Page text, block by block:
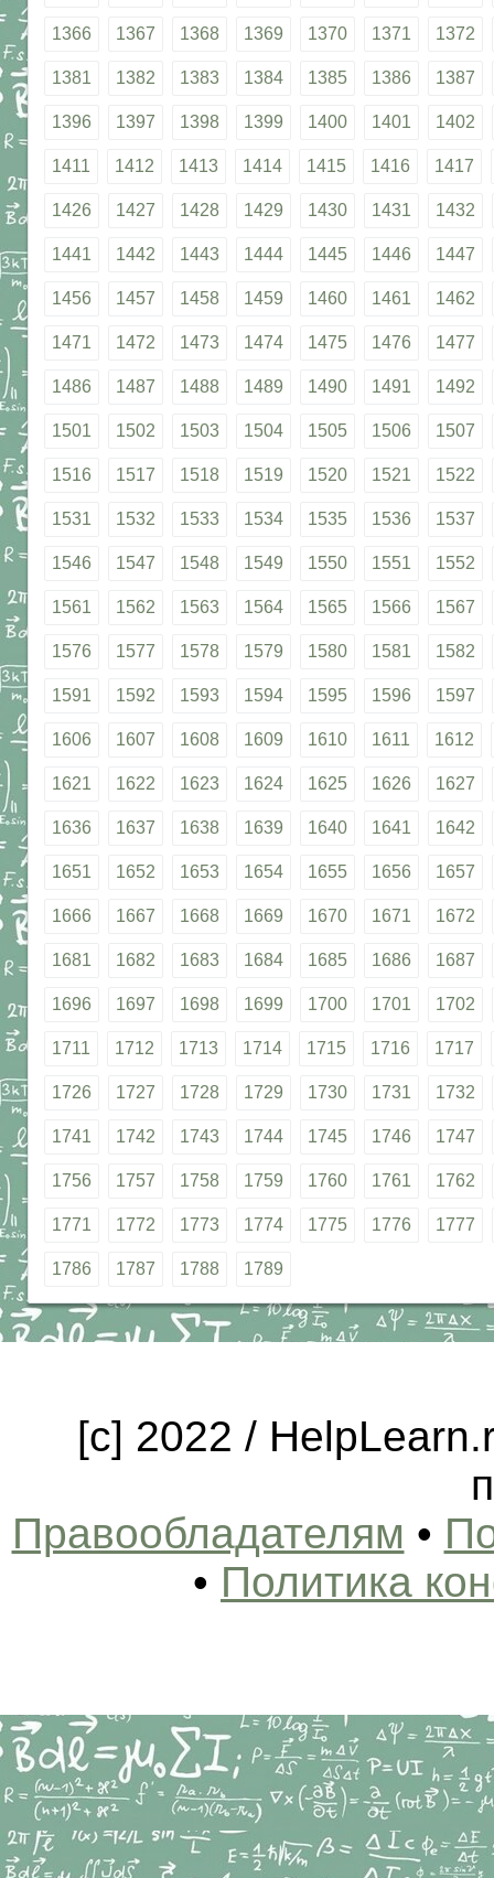
1366 1367 1368 1369 1370 1371 1372
1381 1382 1383 1384 1385 1386 1387
1396 1397 1398 1399 1400 1401 1402
1411 1412 1413 1414 1415 1416 1417
1426 1427 1428 1429 1430 1431 1432
1441 1442 1443 1444 1445 1446 1447
1456 1457 1458 1459 1460 1461 1462
1471 1472 1473 1474 1475 1476 1477
1486 1487 1488 1489 1490 1491 1492
1501 1502 1503 1504 1505 1506 1507
1516 1517 1518 1519 1520 1521 1522
1531 1532 1533 1534 1535 1536 1537
1546 1547 1548 1549 1550 1551 1552
1561 1562 1563 1564 1565 1566 1567
1576 1577 1578 1579 1580 1581 1582
1591 1592 1593 1594 1595 1596 1597
1606 1607 1608 1609 1610 1611 1612
1621 1622 1623 1624 1625 1626 1627
1636 1637 1638 1639 1640 1641 1642
1651 1652 1653 1654 1655 1656 1657
1666 1667 1668 1669 1670 1671 1672
1681 1682 1683 1684 1685 1686 1687
1696 1697 1698 1699 1700 1701 1702
1711 1712 1713 1714 1715 1716 1717
1726 1727 1728 1729 1730 1731 1732
1741 1742 1743 1744 1745 1746 1747
1756 1757 1758 1759 1760 1761 1762
1771 1772 1773 1774 1775 1776 1777
1786 1787 1788 1789
[c] 2022 /
Правообладателям •
• Политика